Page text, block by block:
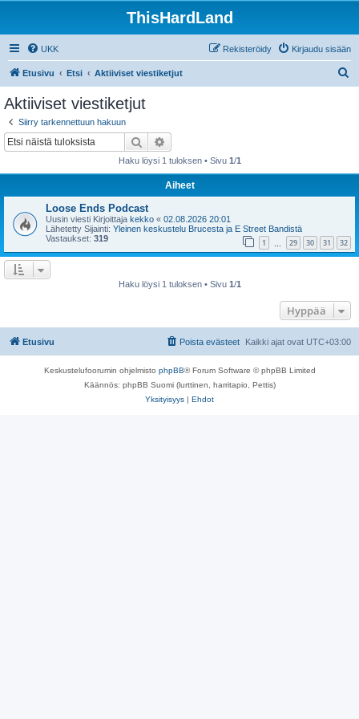
ThisHardLand
UKK Kirjaudu sisään
Rekisteröidy
Etusivu Etsi Aktiiviset viestiketjut
Aktiiviset viestiketjut
Siirry tarkennettuun hakuun
Etsi
Haku löysi 1 tuloksen • Sivu 1/1
Aiheet
Loose Ends Podcast
Uusin viesti Kirjoittaja kekko « 02.08.2026 20:01
Lähetetty Sijainti: Yleinen keskustelu Brucesta ja E Street Bandistä
Vastaukset: 319 1 29 30 31 32
Haku löysi 1 tuloksen • Sivu 1/1
Hyppää
Etusivu Kaikki ajat ovat UTC+03:00
Poista evästeet
Keskustelufoorumin ohjelmisto phpBB® Forum Software © phpBB Limited
Käännös: phpBB Suomi (lurttinen, harritapio, Pettis)
Yksityisyys | Ehdot